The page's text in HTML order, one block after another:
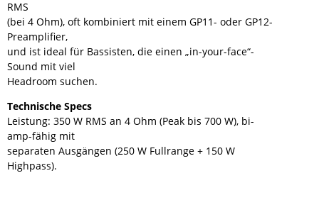
RMS
(bei 4 Ohm), oft kombiniert mit einem GP11- oder GP12-
Preamplifier,
und ist ideal für Bassisten, die einen „in-your-face“-
Sound mit viel
Headroom suchen.
Technische Specs
Leistung: 350 W RMS an 4 Ohm (Peak bis 700 W), bi-
amp-fähig mit
separaten Ausgängen (250 W Fullrange + 150 W
Highpass).